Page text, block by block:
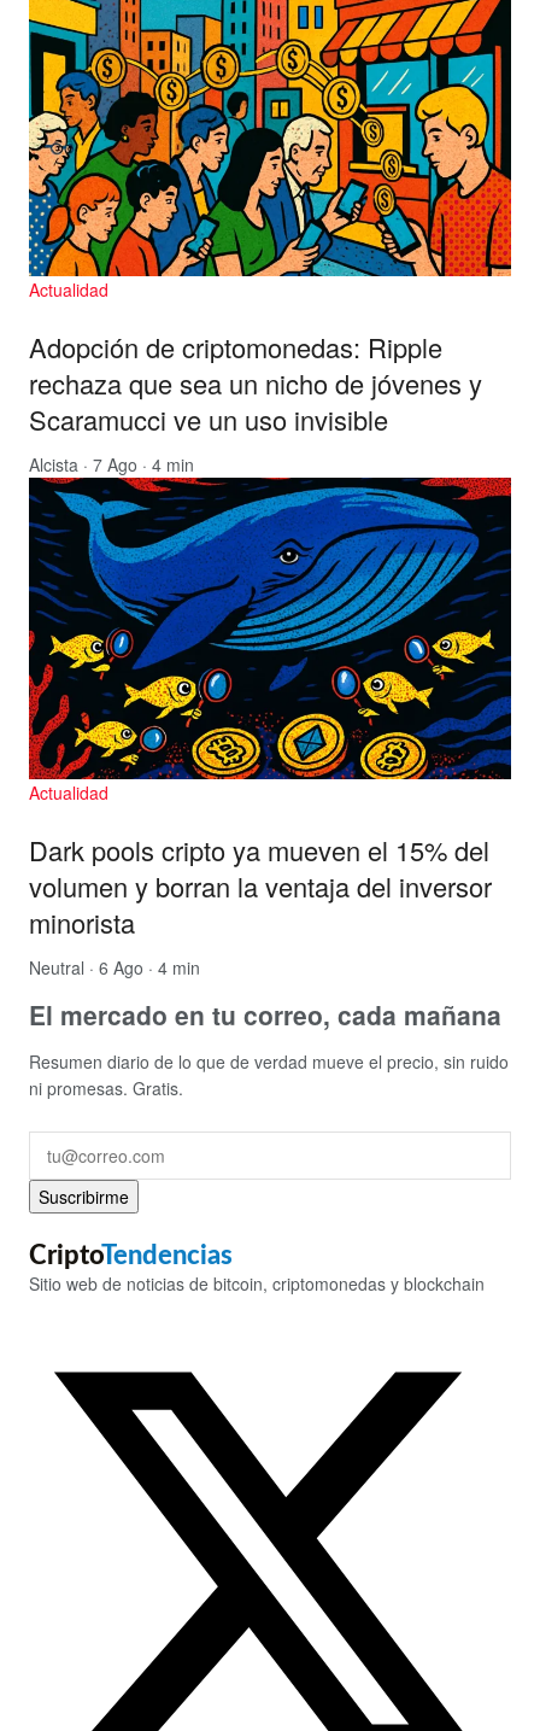
Actualidad
Adopción de criptomonedas: Ripple
rechaza que sea un nicho de jóvenes y
Scaramucci ve un uso invisible
Alcista · 7 Ago · 4 min
Actualidad
Dark pools cripto ya mueven el 15% del
volumen y borran la ventaja del inversor
minorista
Neutral · 6 Ago · 4 min
El mercado en tu correo, cada mañana
Resumen diario de lo que de verdad mueve el precio, sin ruido
ni promesas. Gratis.
Suscribirme
CriptoTendencias
Sitio web de noticias de bitcoin, criptomonedas y blockchain